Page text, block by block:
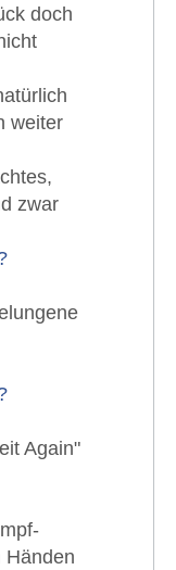
doch
weiter
zwar
Again"
Händen